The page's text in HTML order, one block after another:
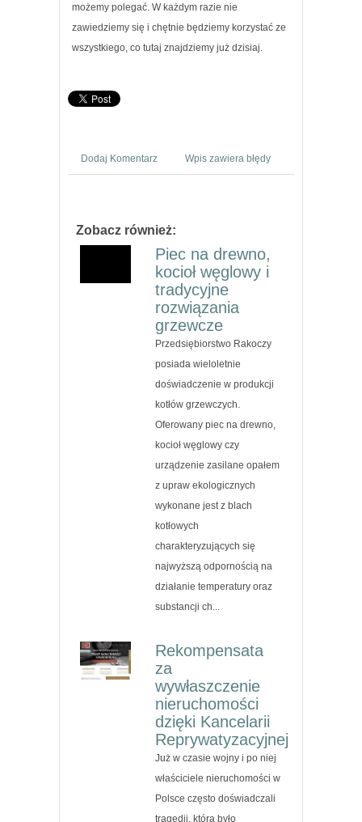
możemy polegać. W każdym razie nie
zawiedziemy się i chętnie będziemy korzystać ze
wszystkiego, co tutaj znajdziemy już dzisiaj.
Dodaj Komentarz Wpis zawiera błędy
Zobacz również:
Piec na drewno,
kocioł węglowy i
tradycyjne
rozwiązania
grzewcze
Przedsiębiorstwo Rakoczy
posiada wieloletnie
doświadczenie w produkcji
kotłów grzewczych.
Oferowany piec na drewno,
kocioł węglowy czy
urządzenie zasilane opałem
z upraw ekologicznych
wykonane jest z blach
kotłowych
charakteryzujących się
najwyższą odpornością na
działanie temperatury oraz
substancji ch...
Rekompensata
za
wywłaszczenie
nieruchomości
dzięki Kancelarii
Reprywatyzacyjnej
Już w czasie wojny i po niej
właściciele nieruchomości w
Polsce często doświadczali
tragedii, którą było